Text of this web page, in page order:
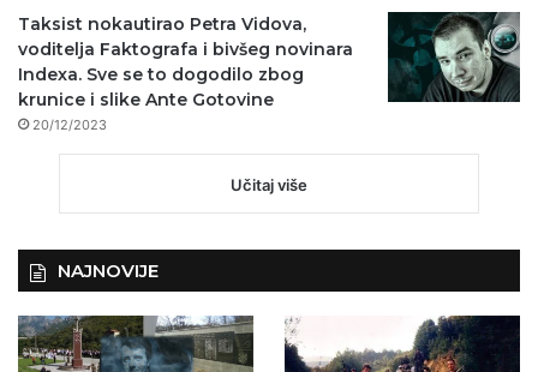
Taksist nokautirao Petra Vidova,
voditelja Faktografa i bivšeg novinara
Indexa. Sve se to dogodilo zbog
krunice i slike Ante Gotovine
20/12/2023
Učitaj više
NAJNOVIJE